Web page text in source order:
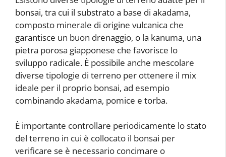
bonsai, tra cui il substrato a base di akadama,
composto minerale di origine vulcanica che
garantisce un buon drenaggio, o la kanuma, una
pietra porosa giapponese che favorisce lo
sviluppo radicale. È possibile anche mescolare
diverse tipologie di terreno per ottenere il mix
ideale per il proprio bonsai, ad esempio
combinando akadama, pomice e torba.
È importante controllare periodicamente lo stato
del terreno in cui è collocato il bonsai per
verificare se è necessario concimare o